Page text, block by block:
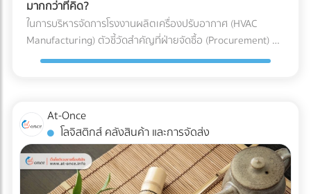
เพราะที่ At-Once เราได้รวบรวมรายชื่อบริษัทและโรงงานชั้นนำ
กว่า 1,000 แห่งที่ให้บริการเกี่ยวข้องกับบรรจุภัณฑ์อย่างครบ
วงจรไว้ให้คุณแล้ว คลิกที่นี่!
(มักเริ่มต้นที่หลักพันและพุ่งสูงขึ้นเรื่อยๆ ต่อตู้ต่อวัน) หากขอใบ
อนุญาตไม่ทัน สินค้านั้นอาจถูกบังคับส่งกลับประเทศต้นทางหรือ
ถูกทำลายทิ้ง เปรียบเทียบชัดๆ: ทำเอง vs. ใช้ผู้เชี่ยวชาญ เพื่อชี้
ให้เห็นภาพชัดเจนว่าทำไมการจ้าง Freight Forwarder หรือ
การตามแก้ปัญหา ในอุตสาหกรรมโลจิสติกส์ มีประโยคคลาสสิกที่
ว่า "ปัญหาหน้าด่านศุลกากร เป็นปัญหาที่จ่ายแพงที่สุด" การ
ทำงานร่วมกับ Freight Forwarder ที่มีประสบการณ์ ไม่ใช่แค่การ
จ้างคนมาเดินเอกสาร แต่คือการจ้าง "ที่ปรึกษาทางกฎหมายและผู้
บริหารความเสี่ยง" ให้กับซัพพลายเชนของคุณ พวกเขาจะทำ
ผลิตอุปกรณ์การแพทย์ ทำไมโรงงานรับฉีดพลาสติก (Injection
Molding) ทั่วไป ถึงไม่สามารถผลิตอุปกรณ์การแพทย์ได้? คำ
ตอบอยู่ในความเข้มงวด 3 ประการดังต่อไปนี้: 1. การควบคุม
ปริมาณเชื้อจุลินทรีย์ (Bioburden Control) ก่อนที่อุปกรณ์
จุลินทรีย์เริ่มต้น (Bioburden) ต่ำที่สุดเท่าที่จะทำได้ การผลิตชิ้น
ส่วนพลาสติกภายใน Cleanroom จะช่วยลดความเสี่ยงที่
แบคทีเรีย เชื้อรา หรือไวรัส จะเกาะติดลงบนผิวของพลาสติก ซึ่ง
ช่วยให้กระบวนการฆ่าเชื้อในขั้นตอนสุดท้ายมีประสิทธิภาพ
สมบูรณ์แบบ 100% 2. การป้องกันอนุภาคแปลกปลอม
มากกว่าที่คิด?
ในการบริหารจัดการโรงงานผลิตเครื่องปรับอากาศ (HVAC
Manufacturing) ตัวชี้วัดสำคัญที่ฝ่ายจัดซื้อ (Procurement) มัก
ถูกกดดันเสมอคือ "การลดต้นทุน (Cost Reduction)" เพื่อเพิ่ม
อุตสาหกรรม การตัดสินใจด้วย "ราคาป้าย" เพียงอย่างเดียว
อาจนำมาซึ่ง "ต้นทุนแฝง (Hidden Costs)" มหาศาลที่กัดกินกำไร
ของบริษัทในระยะยาวโดยที่คุณไม่รู้ตัว 3 ต้นทุนแฝงสุดอันตราย
จากการใช้อะไหล่แอร์ที่ไม่ได้มาตรฐาน การประกอบเครื่องปรับ
อากาศหนึ่งเครื่องประกอบไปด้วยชิ้นส่วนกลไก (Mechanical
At-Once
โลจิสติกส์ คลังสินค้า และการจัดส่ง